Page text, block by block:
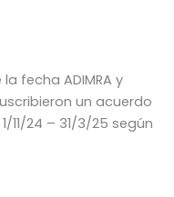
fecha ADIMRA y
un acuerdo
11/24 – 31/3/25 según